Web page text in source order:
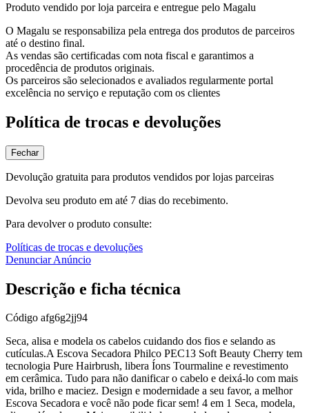
Produto vendido por loja parceira e entregue pelo Magalu
O Magalu se responsabiliza pela entrega dos produtos de parceiros
até o destino final.
As vendas são certificadas com nota fiscal e garantimos a
procedência de produtos originais.
Os parceiros são selecionados e avaliados regularmente portal
excelência no serviço e reputação com os clientes
Política de trocas e devoluções
Fechar
Devolução gratuita para produtos vendidos por lojas parceiras
Devolva seu produto em até 7 dias do recebimento.
Para devolver o produto consulte:
Políticas de trocas e devoluções
Denunciar Anúncio
Descrição e ficha técnica
Código afg6g2jj94
Seca, alisa e modela os cabelos cuidando dos fios e selando as
cutículas.A Escova Secadora Philco PEC13 Soft Beauty Cherry tem
tecnologia Pure Hairbrush, libera Íons Tourmaline e revestimento
em cerâmica. Tudo para não danificar o cabelo e deixá-lo com mais
vida, brilho e maciez. Design e modernidade a seu favor, a melhor
Escova Secadora e você não pode ficar sem! 4 em 1 Seca, modela,